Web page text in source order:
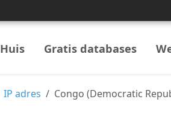
Huis Gratis databases
IP adres Congo (Democratic